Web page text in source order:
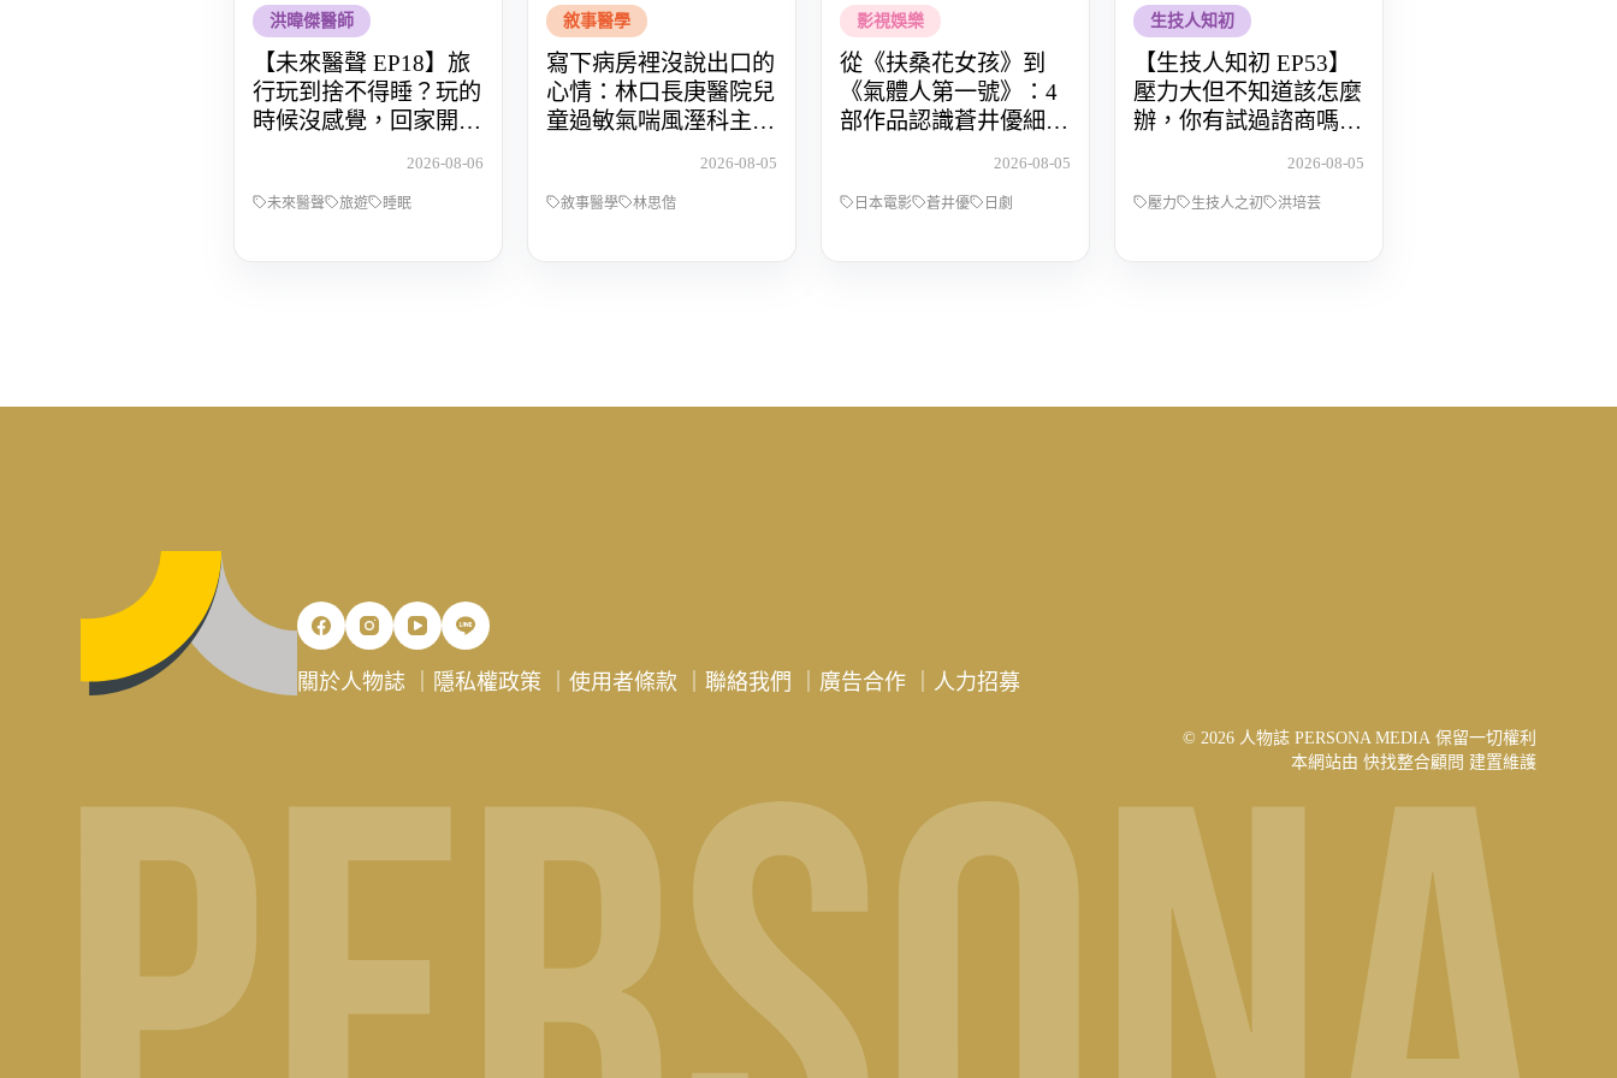
洪暐傑醫師
【未來醫聲 EP18】旅
行玩到捨不得睡？玩的
時候沒感覺，回家開始
2026-08-06
未來醫聲 旅遊 睡眠
敘事醫學
寫下病房裡沒說出口的
心情：林口長庚醫院兒
童過敏氣喘風溼科主治
2026-08-05
敘事醫學 林思偕
影視娛樂
從《扶桑花女孩》到
《氣體人第一號》：4
部作品認識蒼井優細膩
2026-08-05
日本電影 蒼井優 日劇
生技人知初
【生技人知初 EP53】
壓力大但不知道該怎麼
辦，你有試過諮商嗎？
2026-08-05
壓力 生技人之初 洪培芸
關於人物誌 隱私權政策 ｜使用者條款 ｜聯絡我們 廣告合作 人力招募
© 2026 人物誌 PERSONA MEDIA 保留一切權利
本網站由 快找整合顧問 建置維護